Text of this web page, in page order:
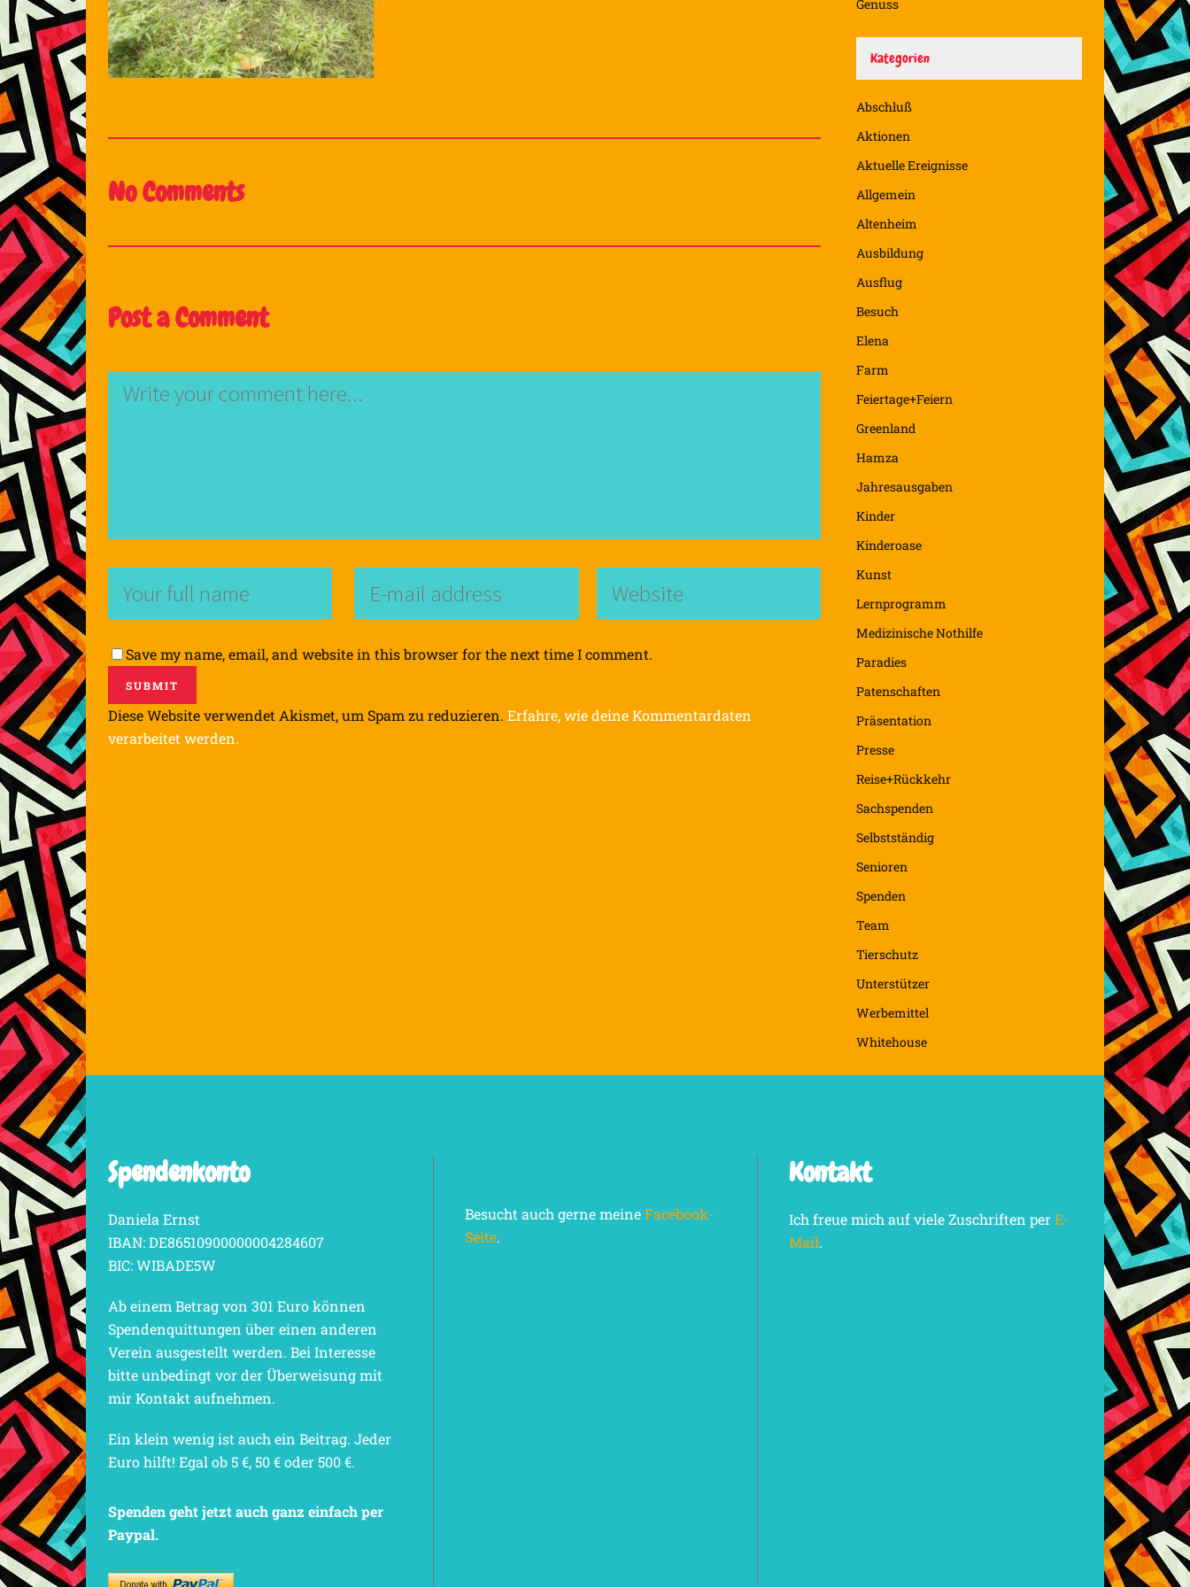
No Comments
Post a Comment
Save my name, email, and website in this browser for the next time I comment.
Diese Website verwendet Akismet, um Spam zu reduzieren. Erfahre, wie deine Kommentardaten
verarbeitet werden.
Genuss
Kategorien
Abschluß
Aktionen
Aktuelle Ereignisse
Allgemein
Altenheim
Ausbildung
Ausflug
Besuch
Elena
Farm
Feiertage+Feiern
Greenland
Hamza
Jahresausgaben
Kinder
Kinderoase
Kunst
Lernprogramm
Medizinische Nothilfe
Paradies
Patenschaften
Präsentation
Presse
Reise+Rückkehr
Sachspenden
Selbstständig
Senioren
Spenden
Team
Tierschutz
Unterstützer
Werbemittel
Whitehouse
Spendenkonto
Daniela Ernst
IBAN: DE86510900000004284607
BIC: WIBADE5W
Ab einem Betrag von 301 Euro können
Spendenquittungen über einen anderen
Verein ausgestellt werden. Bei Interesse
bitte unbedingt vor der Überweisung mit
mir Kontakt aufnehmen.
Ein klein wenig ist auch ein Beitrag. Jeder
Euro hilft! Egal ob 5 €, 50 € oder 500 €.
Spenden geht jetzt auch ganz einfach per
Paypal.
Besucht auch gerne meineFacebook-
Seite.
Kontakt
Ich freue mich auf viele Zuschriften perE-
Mail.